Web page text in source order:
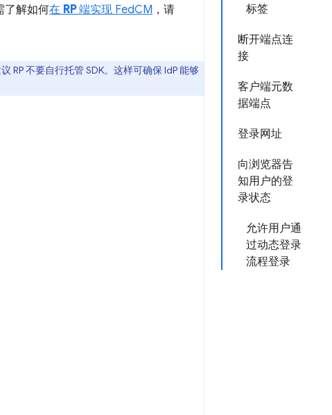
标签
断开端点连
接
客户端元数
据端点
登录网址
向浏览器告
知用户的登
录状态
允许用户通
过动态登录
流程登录
了解如何在 RP端实现 FedCM ，请
RP 不要自行托管 SDK。这样可确保 IdP 能够